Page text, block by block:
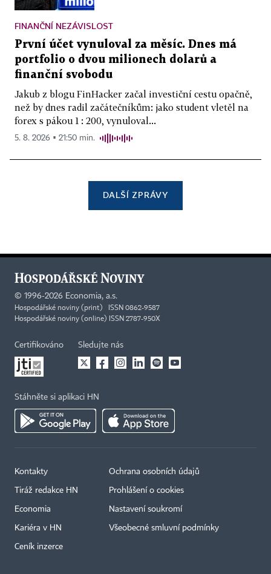
FINANČNÍ NEZÁVISLOST
První účet vynuloval za měsíc. Dnes má
portfolio o dvou milionech dolarů a
finanční svobodu
Jakub z blogu FinHacker začal investiční cestu opačně,
než by dnes radil začátečníkům: jako student vletěl na
forex s pákou 1 : 200, vynuloval...
5. 8. 2026 ▪ 21:50 min.
DALŠÍ ZPRÁVY
© 1996-2026 Economia, a.s.
Hospodářské noviny (print) ISSN 0862-9587
Hospodářské noviny (online) ISSN 2787-950X
Certifikováno Sledujte nás
Stáhněte si aplikaci HN
Kontakty
Tiráž redakce HN
Economia
Kariéra v HN
Ceník inzerce
Ochrana osobních údajů
Prohlášení o cookies
Nastavení soukromí
Všeobecné smluvní podmínky